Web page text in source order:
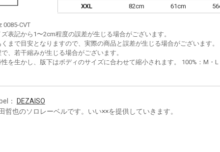
XXL
82cm 61cm
0085-CVT
表記から1〜2cm程度の誤差が生じる場合がございます。
まで目安となりますので、実際の商品と誤差が生じる場合がございます。
、若干縮みが生じる場合がございます。
を生かし、版下はボディのサイズに合わせて縮小されます。 100%：M・L
：
DEZAISO
哲也のソロレーベルです。いい××を提供していきます。